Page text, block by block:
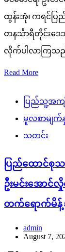
ထွန်းအုံ၊ ကရင်ပြည်
တနင်္သာရီတိုင်းဒေ
လိုက်ပါလာကြသ
Read More
ပြည်သူ့အက
မူလစာမျက်
သတင်း
ပြည်ထောင်စုသ
ဦးမင်းအောင်လှို
တက်ရောက်မိန့်ခွ
admin
August 7,